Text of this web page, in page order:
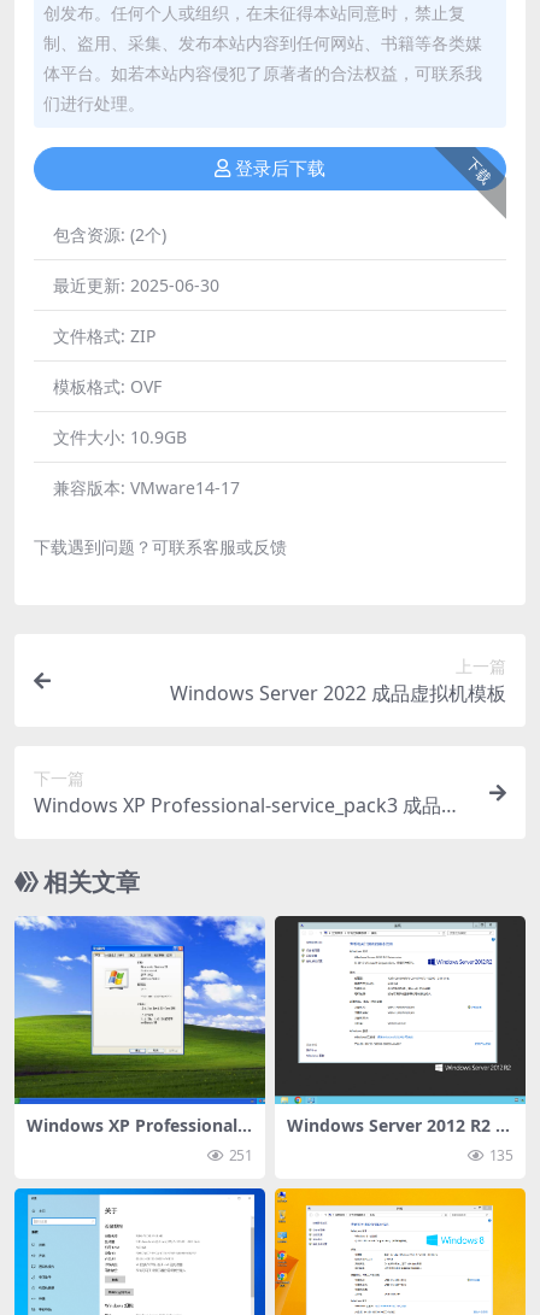
创发布。任何个人或组织，在未征得本站同意时，禁止复
制、盗用、采集、发布本站内容到任何网站、书籍等各类媒
体平台。如若本站内容侵犯了原著者的合法权益，可联系我
们进行处理。
下载
登录后下载
包含资源: (2个)
最近更新: 2025-06-30
文件格式: ZIP
模板格式: OVF
文件大小: 10.9GB
兼容版本: VMware14-17
下载遇到问题？可联系客服或反馈
上一篇
Windows Server 2022 成品虚拟机模板
下一篇
Windows XP Professional-service_pack3 成品虚
相关文章
Windows XP Professional-s
ervice_pack3 成品虚拟机模251
Windows Server 2012 R2 成
135